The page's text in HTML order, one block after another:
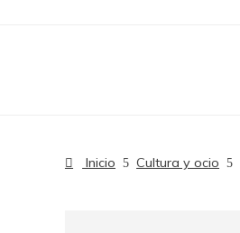
Inicio Cultura y ocio